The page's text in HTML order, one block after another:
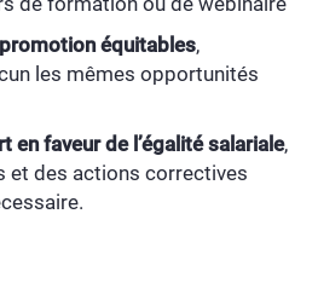
équitables,
les mêmes opportunités
en faveur de l’égalité salariale,
et des actions correctives